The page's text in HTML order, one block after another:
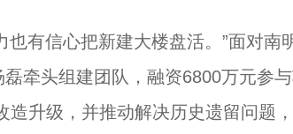
有信心把新建大楼盘活。”面对南
牵头组建团队，融资6800万元参
升级，并推动解决历史遗留问题，